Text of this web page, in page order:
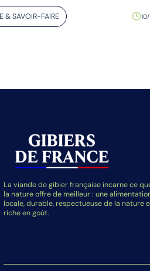
& SAVOIR-FAIRE
La viande de gibier française incarne ce
la nature offre de meilleur : une
locale, durable, respectueuse de la nature
riche en goût.